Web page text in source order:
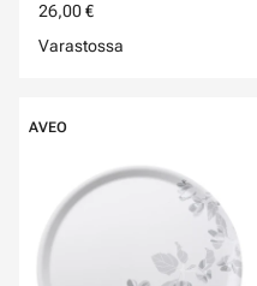
26,00 €
Varastossa
AVEO